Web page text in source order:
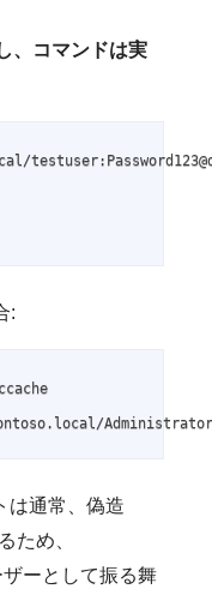
、コマンドは実
:
は通常、偽造
ため、
ーとして振る舞